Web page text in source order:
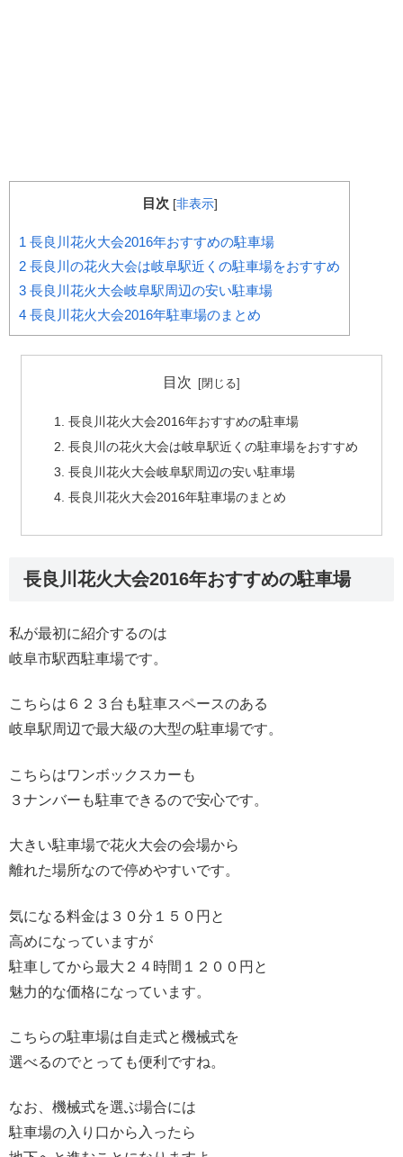
目次 [非表示]
1 長良川花火大会2016年おすすめの駐車場
2 長良川の花火大会は岐阜駅近くの駐車場をおすすめ
3 長良川花火大会岐阜駅周辺の安い駐車場
4 長良川花火大会2016年駐車場のまとめ
目次
長良川花火大会2016年おすすめの駐車場
長良川の花火大会は岐阜駅近くの駐車場をおすすめ
長良川花火大会岐阜駅周辺の安い駐車場
長良川花火大会2016年駐車場のまとめ
長良川花火大会2016年おすすめの駐車場
私が最初に紹介するのは
岐阜市駅西駐車場です。
こちらは６２３台も駐車スペースのある
岐阜駅周辺で最大級の大型の駐車場です。
こちらはワンボックスカーも
３ナンバーも駐車できるので安心です。
大きい駐車場で花火大会の会場から
離れた場所なので停めやすいです。
気になる料金は３０分１５０円と
高めになっていますが
駐車してから最大２４時間１２００円と
魅力的な価格になっています。
こちらの駐車場は自走式と機械式を
選べるのでとっても便利ですね。
なお、機械式を選ぶ場合には
駐車場の入り口から入ったら